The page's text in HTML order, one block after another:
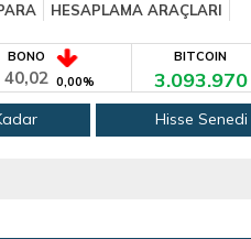
HESAPLAMA ARAÇLARI
BONO
40,02 0,00%
BITCOIN
3.093.970
Hisse Senedi